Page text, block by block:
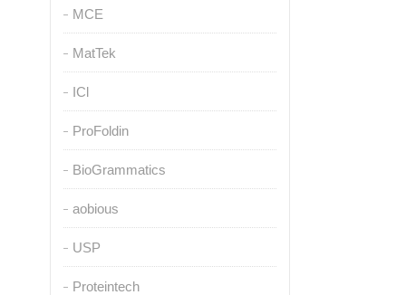
MCE
MatTek
ICl
ProFoldin
BioGrammatics
aobious
USP
Proteintech